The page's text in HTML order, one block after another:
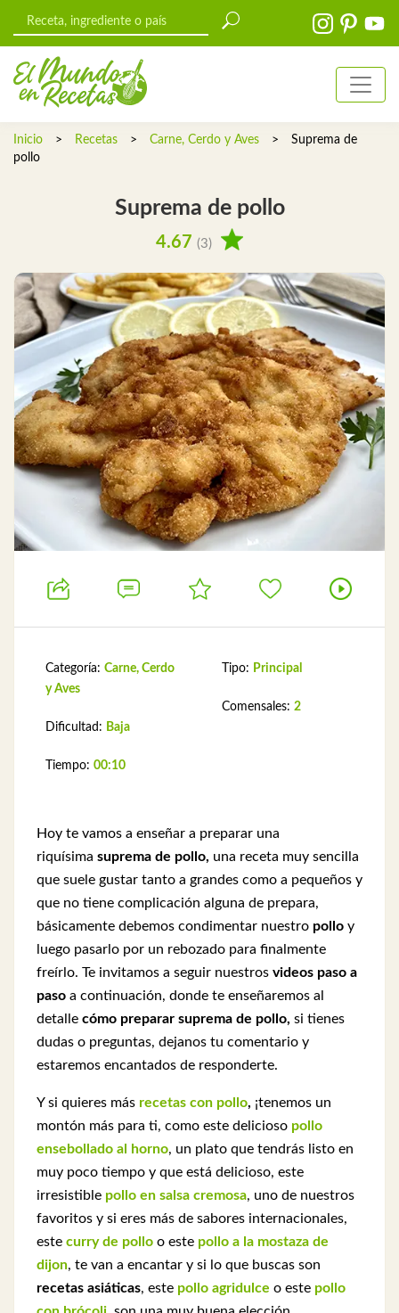
Inicio > Recetas > Carne, Cerdo y Aves >
Suprema de
pollo
Suprema de pollo
4.67 (3)
Categoría: Carne, Cerdo
y Aves
Dificultad: Baja
Tiempo: 00:10
Tipo: Principal
Comensales: 2
Hoy te vamos a enseñar a preparar una
riquísima suprema de pollo, una receta muy sencilla
que suele gustar tanto a grandes como a pequeños y
que no tiene complicación alguna de prepara,
básicamente debemos condimentar nuestro pollo y
luego pasarlo por un rebozado para finalmente
freírlo. Te invitamos a seguir nuestros videos paso a
paso a continuación, donde te enseñaremos al
detalle cómo preparar suprema de pollo, si tienes
dudas o preguntas, dejanos tu comentario y
estaremos encantados de responderte.
Y si quieres más recetas con pollo, ¡tenemos un
montón más para ti, como este delicioso pollo
ensebollado al horno, un plato que tendrás listo en
muy poco tiempo y que está delicioso, este
irresistible pollo en salsa cremosa, uno de nuestros
favoritos y si eres más de sabores internacionales,
este curry de pollo o este pollo a la mostaza de
dijon, te van a encantar y si lo que buscas son
recetas asiáticas, este pollo agridulce o este pollo